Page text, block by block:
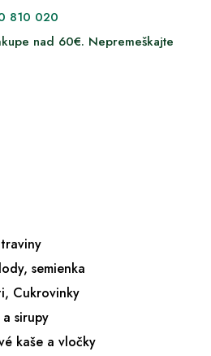
810 020
nad 60€. Nepremeškajte
semienka
Cukrovinky
sirupy
kaše a vločky